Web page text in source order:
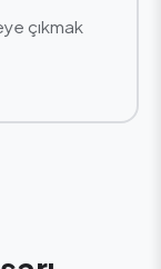
çıkmak